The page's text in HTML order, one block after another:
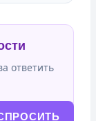
ответить